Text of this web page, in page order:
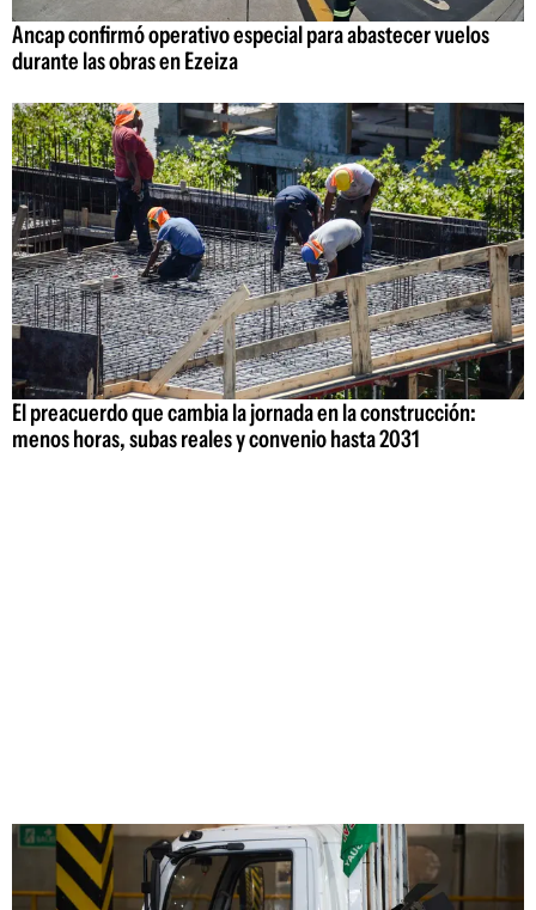
Ancap confirmó operativo especial para abastecer vuelos
durante las obras en Ezeiza
El preacuerdo que cambia la jornada en la construcción:
menos horas, subas reales y convenio hasta 2031